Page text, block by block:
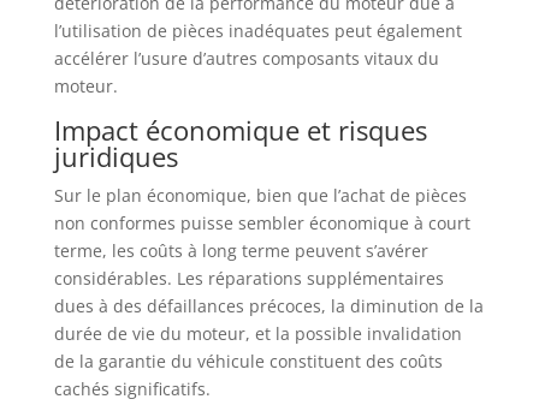
l’utilisation de pièces inadéquates peut également
accélérer l’usure d’autres composants vitaux du
moteur.
Impact économique et risques
juridiques
Sur le plan économique, bien que l’achat de pièces
non conformes puisse sembler économique à court
terme, les coûts à long terme peuvent s’avérer
considérables. Les réparations supplémentaires
dues à des défaillances précoces, la diminution de la
durée de vie du moteur, et la possible invalidation
de la garantie du véhicule constituent des coûts
cachés significatifs.